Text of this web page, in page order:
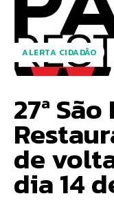
ALERTA CIDADÃO
27ª
de
dia 14